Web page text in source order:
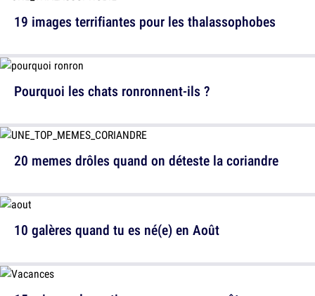
19 images terrifiantes pour les thalassophobes
20 memes drôles quand on déteste la coriandre
Pourquoi les chats ronronnent-ils ?
10 galères quand tu es né(e) en Août